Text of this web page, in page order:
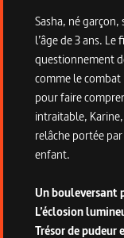
Sasha, né
l’âge de 3 ans.
questionnement
comme le
pour faire
intraitable,
relâche portée
enfant.
Un
L’éclosion
Trésor de pudeur